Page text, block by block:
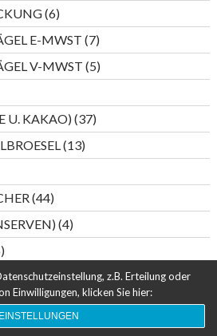
Produkt
66
Produkte
E-MWST 77
Produkte
V-MWST 55
Produkte
U. KAKAO) 3737
Produkte
1313
Produkte
4444
Produkte
44
Produkte
6
55
Produkte
2020
Produkte
z.B. Erteilung oder
Einwilligungen, klicken Sie hier:
EINSTELLUNGEN